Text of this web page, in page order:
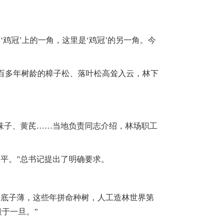
冠’上的一角，这里是‘鸡冠’的另一角。今
多年树龄的樟子松、落叶松高耸入云，林下
子、黄芪……当地负责同志介绍，林场职工
。”总书记提出了明确要求。
子薄，这些年拼命种树，人工造林世界第
一旦。”